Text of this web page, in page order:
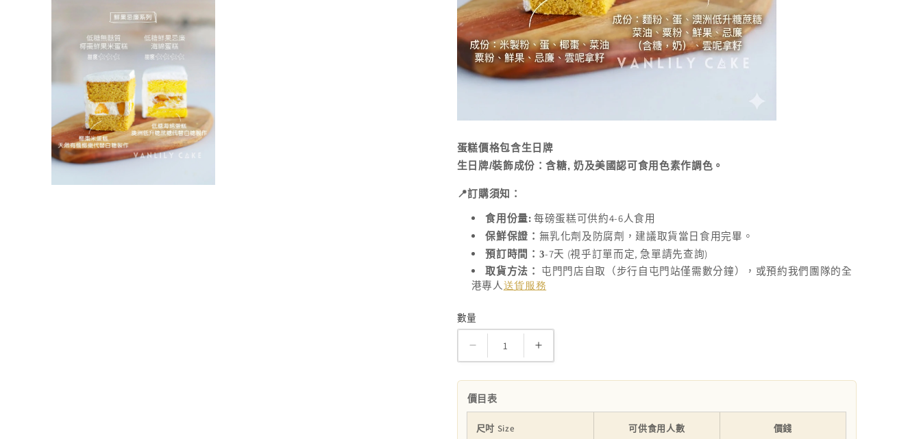
檔
案
蛋糕價格包含生日牌
生日牌/裝飾成份：含糖, 奶及美國認可食用色素作調色。
📍訂購須知：
食用份量:每磅蛋糕可供約4-6人食用
保鮮保證： 無乳化劑及防腐劑，建議取貨當日食用完畢。
預訂時間：3-7天 (視乎訂單而定,急單請先查詢)
取貨方法：
屯門門店自取（步行自屯門站僅需數分鐘），或預約我們團隊的全
港專人送貨服務
數
數量
唧
花
忌
花
價目表
尺吋 Size 可供食用人數 價錢